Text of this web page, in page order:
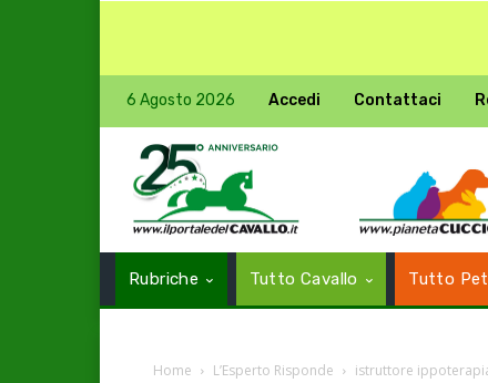
6 Agosto 2026 Accedi Contattaci
Rubriche Tutto Cavallo Tutto Pet
Home L’Esperto Risponde istruttore